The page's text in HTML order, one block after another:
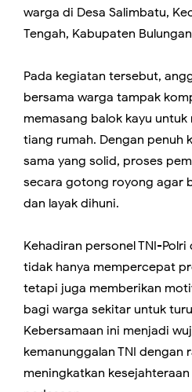
warga di Desa Salimbatu,
Tengah, Kabupaten
Pada kegiatan tersebut,
bersama warga tampak
memasang balok kayu
tiang rumah. Dengan penuh
sama yang solid, proses
secara gotong royong agar
dan layak dihuni.
Kehadiran personel TNI-
tidak hanya mempercepat
tetapi juga memberikan
bagi warga sekitar untuk
Kebersamaan ini menjadi
kemanunggalan TNI dengan
meningkatkan